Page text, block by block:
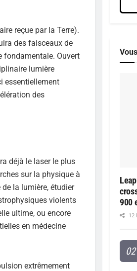
reçue par la Terre).
des faisceaux de
fondamentale. Ouvert
lumière
essentiellement
des
déjà le laser le plus
sur la physique à
la lumière, étudier
violents
ultime, ou encore
en médecine
extrêmement
900
12